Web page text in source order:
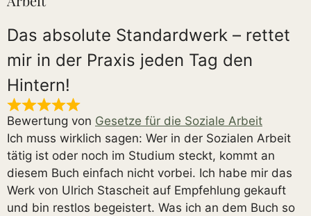
Das absolute Standardwerk – rettet
mir in der Praxis jeden Tag den
Hintern!
Bewertung von Gesetze für die Soziale Arbeit
Ich muss wirklich sagen: Wer in der Sozialen Arbeit
tätig ist oder noch im Studium steckt, kommt an
diesem Buch einfach nicht vorbei. Ich habe mir das
Werk von Ulrich Stascheit auf Empfehlung gekauft
und bin restlos begeistert. Was ich an dem Buch so